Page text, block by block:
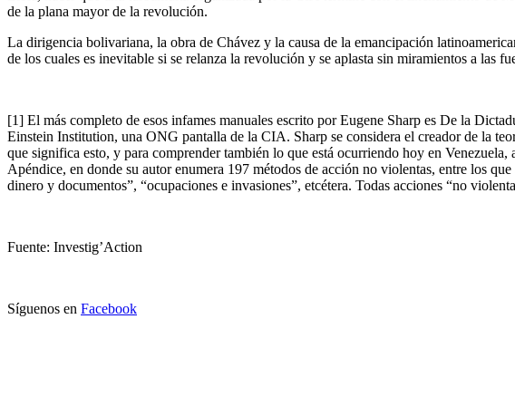
de la plana mayor de la revolución.
La dirigencia bolivariana, la obra de Chávez y la causa de la emancipación
de los cuales es inevitable si se relanza la revolución y se aplasta sin miramientos a las
[1] El más completo de esos infames manuales escrito por Eugene Sharp es De la
Einstein Institution, una ONG pantalla de la CIA. Sharp se considera el creador de la
que significa esto, y para comprender también lo que está ocurriendo hoy en
Apéndice, en donde su autor enumera 197 métodos de acción no violentas, entre los
dinero y documentos”, “ocupaciones e invasiones”, etcétera. Todas acciones “no
Fuente: Investig’Action
Síguenos en Facebook